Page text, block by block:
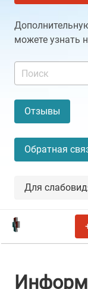
можете узнать
Отзывы
Обратная
Для